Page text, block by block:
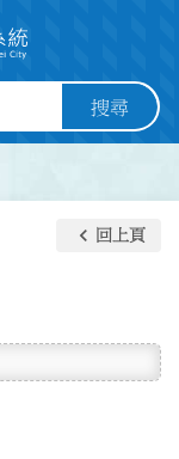
搜尋
keyboard_arrow_left 回上頁